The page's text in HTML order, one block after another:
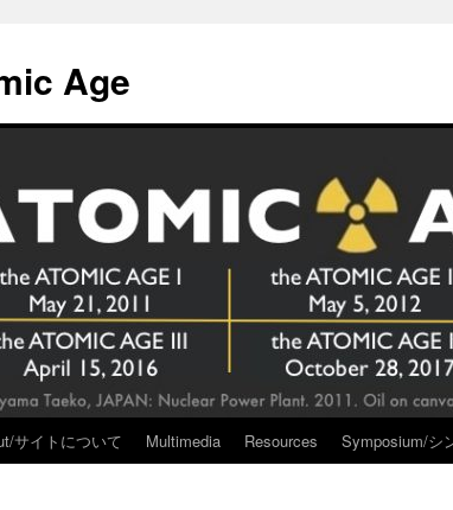
Age
サイトについて Multimedia Resources Symposium/シ